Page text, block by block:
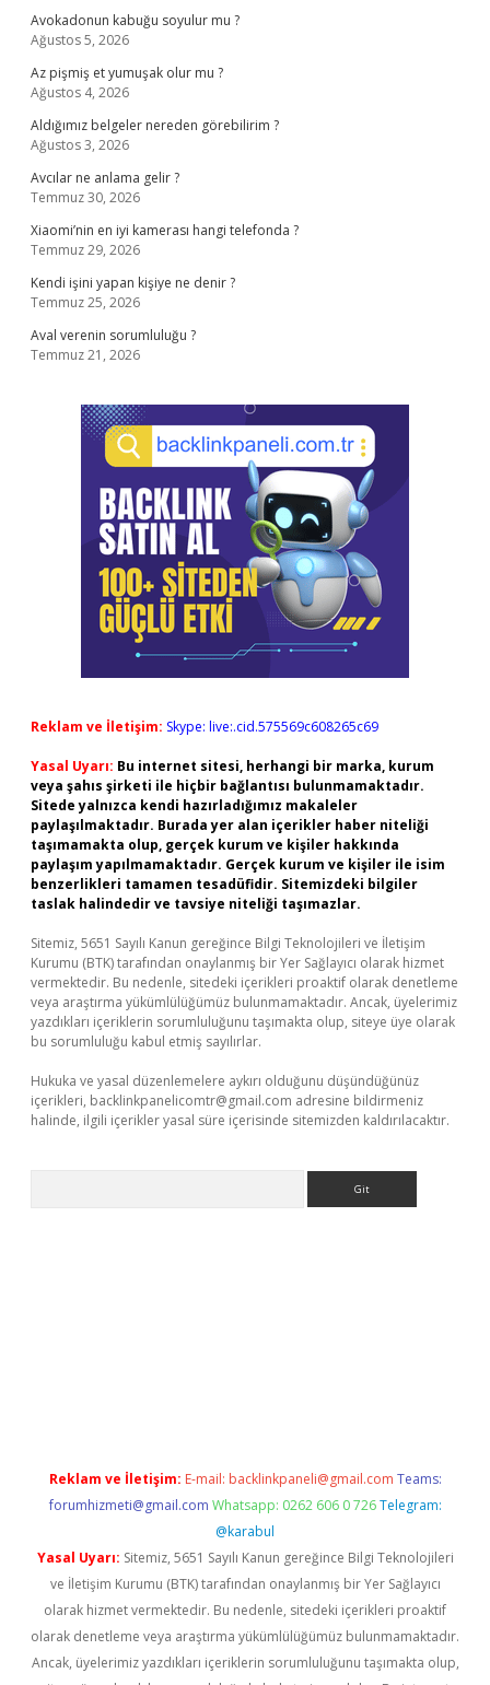
Avokadonun kabuğu soyulur mu ?
Ağustos 5, 2026
Az pişmiş et yumuşak olur mu ?
Ağustos 4, 2026
Aldığımız belgeler nereden görebilirim ?
Ağustos 3, 2026
Avcılar ne anlama gelir ?
Temmuz 30, 2026
Xiaomi’nin en iyi kamerası hangi telefonda ?
Temmuz 29, 2026
Kendi işini yapan kişiye ne denir ?
Temmuz 25, 2026
Aval verenin sorumluluğu ?
Temmuz 21, 2026
Reklam ve İletişim: Skype: live:.cid.575569c608265c69
Yasal Uyarı: Bu internet sitesi, herhangi bir marka, kurum
veya şahıs şirketi ile hiçbir bağlantısı bulunmamaktadır.
Sitede yalnızca kendi hazırladığımız makaleler
paylaşılmaktadır. Burada yer alan içerikler haber niteliği
taşımamakta olup, gerçek kurum ve kişiler hakkında
paylaşım yapılmamaktadır. Gerçek kurum ve kişiler ile isim
benzerlikleri tamamen tesadüfidir. Sitemizdeki bilgiler
taslak halindedir ve tavsiye niteliği taşımazlar.
Sitemiz, 5651 Sayılı Kanun gereğince Bilgi Teknolojileri ve İletişim
Kurumu (BTK) tarafından onaylanmış bir Yer Sağlayıcı olarak hizmet
vermektedir. Bu nedenle, sitedeki içerikleri proaktif olarak denetleme
veya araştırma yükümlülüğümüz bulunmamaktadır. Ancak, üyelerimiz
yazdıkları içeriklerin sorumluluğunu taşımakta olup, siteye üye olarak
bu sorumluluğu kabul etmiş sayılırlar.
Hukuka ve yasal düzenlemelere aykırı olduğunu düşündüğünüz
içerikleri, backlinkpanelicomtr@gmail.com adresine bildirmeniz
halinde, ilgili içerikler yasal süre içerisinde sitemizden kaldırılacaktır.
Reklam ve İletişim: E-mail: backlinkpaneli@gmail.com Teams:
forumhizmeti@gmail.com Whatsapp: 0262 606 0 726 Telegram:
@karabul
Yasal Uyarı: Sitemiz, 5651 Sayılı Kanun gereğince Bilgi Teknolojileri
ve İletişim Kurumu (BTK) tarafından onaylanmış bir Yer Sağlayıcı
olarak hizmet vermektedir. Bu nedenle, sitedeki içerikleri proaktif
olarak denetleme veya araştırma yükümlülüğümüz bulunmamaktadır.
Ancak, üyelerimiz yazdıkları içeriklerin sorumluluğunu taşımakta olup,